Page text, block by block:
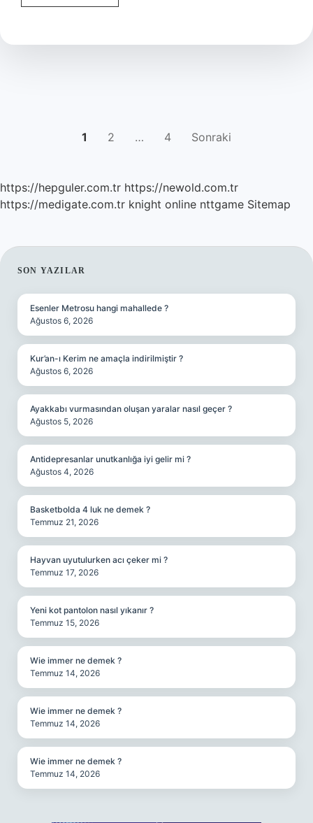
dövmesi
gelir
1 2 … 4 Sonraki
https://hepguler.com.tr https://newold.com.tr
https://medigate.com.tr knight online nttgame Sitemap
SIDEBAR
SON YAZILAR
Esenler Metrosu hangi mahallede ?
Ağustos 6, 2026
Kur’an-ı Kerim ne amaçla indirilmiştir ?
Ağustos 6, 2026
Ayakkabı vurmasından oluşan yaralar nasıl geçer ?
Ağustos 5, 2026
Antidepresanlar unutkanlığa iyi gelir mi ?
Ağustos 4, 2026
Basketbolda 4 luk ne demek ?
Temmuz 21, 2026
Hayvan uyutulurken acı çeker mi ?
Temmuz 17, 2026
Yeni kot pantolon nasıl yıkanır ?
Temmuz 15, 2026
Wie immer ne demek ?
Temmuz 14, 2026
Wie immer ne demek ?
Temmuz 14, 2026
Wie immer ne demek ?
Temmuz 14, 2026